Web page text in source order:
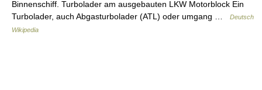
Binnenschiff. Turbolader am ausgebauten LKW Motorblock Ein
Turbolader, auch Abgasturbolader (ATL) oder umgang …
Deutsch
Wikipedia